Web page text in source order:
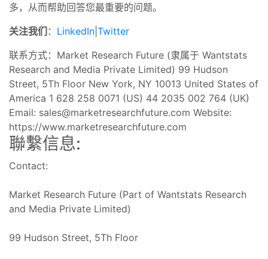
多，从而帮助回答您最重要的问题。
关注我们 ： LinkedIn Twitter
联系方式：Market Research Future (隶属于 Wantstats
Research and Media Private Limited) 99 Hudson
Street, 5Th Floor New York, NY 10013 United States of
America 1 628 258 0071 (US) 44 2035 002 764 (UK)
Email: sales@marketresearchfuture.com Website:
https://www.marketresearchfuture.com
聯繫信息:
Contact:
Market Research Future (Part of Wantstats Research
and Media Private Limited)
99 Hudson Street, 5Th Floor